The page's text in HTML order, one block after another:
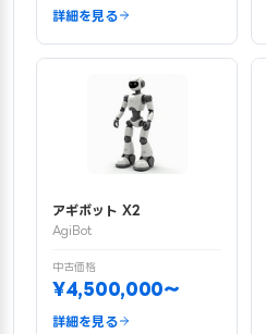
詳細を見る
アギボット X2
AgiBot
中古価格
¥4,500,000〜
詳細を見る